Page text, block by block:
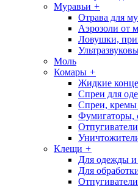
Муравьи +
Отрава для
Аэрозоли от
Ловушки,
Моль
Комары +
Жидкие
Спреи для
Спреи, кремы
Фумигаторы,
Клещи +
Для одежды и
Для